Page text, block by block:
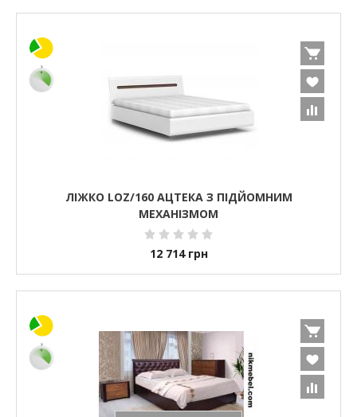
ЛІЖКО LOZ/160 АЦТЕКА З ПІДЙОМНИМ
МЕХАНІЗМОМ
12 714 грн